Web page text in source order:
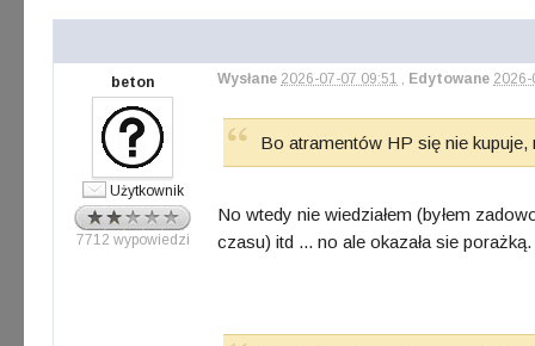
beton
Użytkownik
7712 wypowiedzi
Wysłane 2026-07-07 09:51 , Edytowane
Bo atramentów HP się nie kupuje,
No wtedy nie wiedziałem (byłem
czasu) itd ... no ale okazała sie porażką.